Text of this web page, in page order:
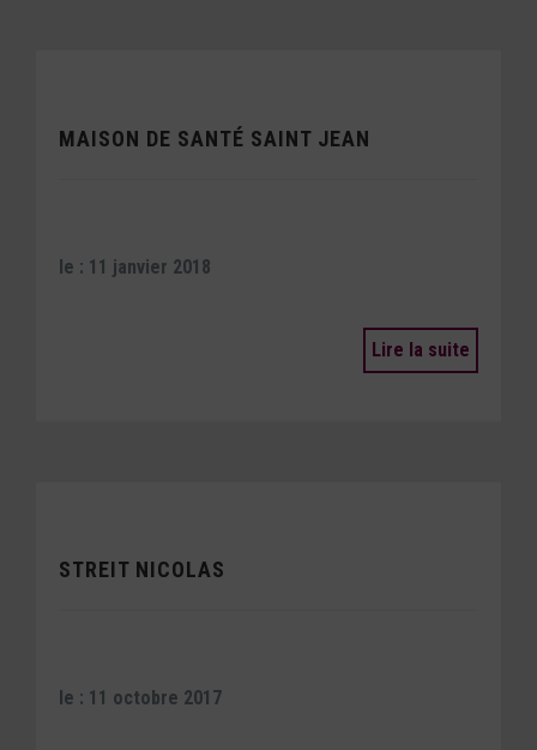
MAISON DE SANTÉ SAINT JEAN
le : 11 janvier 2018
Lire la suite
STREIT NICOLAS
le : 11 octobre 2017